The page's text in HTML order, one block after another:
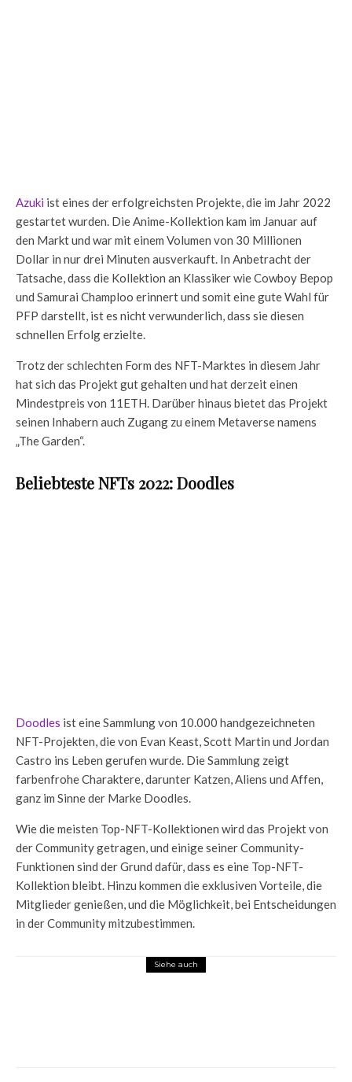
Azuki ist eines der erfolgreichsten Projekte, die im Jahr 2022
gestartet wurden. Die Anime-Kollektion kam im Januar auf
den Markt und war mit einem Volumen von 30 Millionen
Dollar in nur drei Minuten ausverkauft. In Anbetracht der
Tatsache, dass die Kollektion an Klassiker wie Cowboy Bepop
und Samurai Champloo erinnert und somit eine gute Wahl für
PFP darstellt, ist es nicht verwunderlich, dass sie diesen
schnellen Erfolg erzielte.
Trotz der schlechten Form des NFT-Marktes in diesem Jahr
hat sich das Projekt gut gehalten und hat derzeit einen
Mindestpreis von 11ETH. Darüber hinaus bietet das Projekt
seinen Inhabern auch Zugang zu einem Metaverse namens
„The Garden“.
Beliebteste NFTs 2022: Doodles
Doodles ist eine Sammlung von 10.000 handgezeichneten
NFT-Projekten, die von Evan Keast, Scott Martin und Jordan
Castro ins Leben gerufen wurde. Die Sammlung zeigt
farbenfrohe Charaktere, darunter Katzen, Aliens und Affen,
ganz im Sinne der Marke Doodles.
Wie die meisten Top-NFT-Kollektionen wird das Projekt von
der Community getragen, und einige seiner Community-
Funktionen sind der Grund dafür, dass es eine Top-NFT-
Kollektion bleibt. Hinzu kommen die exklusiven Vorteile, die
Mitglieder genießen, und die Möglichkeit, bei Entscheidungen
in der Community mitzubestimmen.
Siehe auch